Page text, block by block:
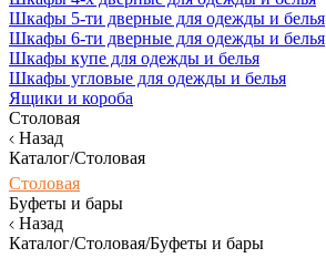
Шкафы 5-ти дверные для одежды и белья
Шкафы 6-ти дверные для одежды и белья
Шкафы купе для одежды и белья
Шкафы угловые для одежды и белья
Ящики и короба
Столовая
Назад
Каталог/Столовая
Столовая
Буфеты и бары
Назад
Каталог/Столовая/Буфеты и бары